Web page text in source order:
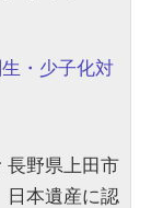
・少子化対
野県上田市
本遺産に認